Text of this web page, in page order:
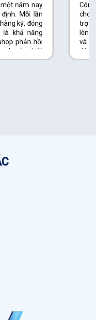
năm nay
Mỗi lần
kỹ, đóng
là khả năng
phản hồi
nhanh, nhiệt
hàng đúng
yên tâm
cho
trợ
lòng
và